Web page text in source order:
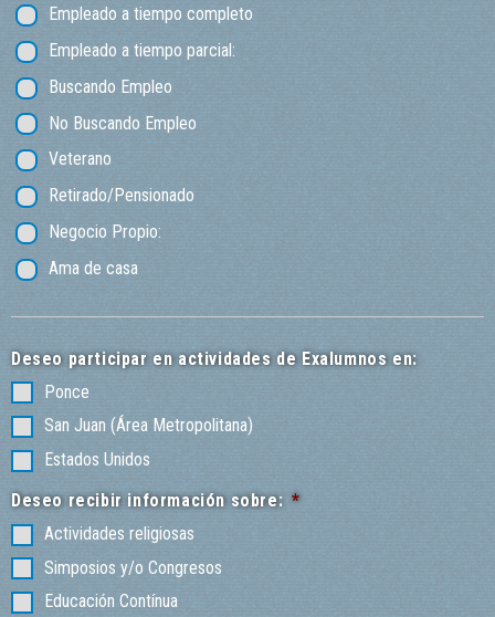
Empleado a tiempo completo
Empleado a tiempo parcial:
Buscando Empleo
No Buscando Empleo
Veterano
Retirado/Pensionado
Negocio Propio:
Ama de casa
Deseo participar en actividades de Exalumnos en:
Ponce
San Juan (Área Metropolitana)
Estados Unidos
Deseo recibir información sobre: *
Actividades religiosas
Simposios y/o Congresos
Educación Contínua